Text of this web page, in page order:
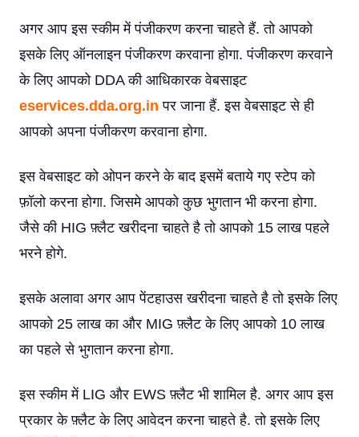
अगर आप इस स्कीम में पंजीकरण करना चाहते हैं. तो आपको
इसके लिए ऑनलाइन पंजीकरण करवाना होगा. पंजीकरण करवाने
के लिए आपको DDA की आधिकारक वेबसाइट
eservices.dda.org.in पर जाना हैं. इस वेबसाइट से ही
आपको अपना पंजीकरण करवाना होगा.
इस वेबसाइट को ओपन करने के बाद इसमें बताये गए स्टेप को
फ़ॉलो करना होगा. जिसमे आपको कुछ भुगतान भी करना होगा.
जैसे की HIG फ़्लैट खरीदना चाहते है तो आपको 15 लाख पहले
भरने होगे.
इसके अलावा अगर आप पेंटहाउस खरीदना चाहते है तो इसके लिए
आपको 25 लाख का और MIG फ़्लैट के लिए आपको 10 लाख
का पहले से भुगतान करना होगा.
इस स्कीम में LIG और EWS फ़्लैट भी शामिल है. अगर आप इस
प्रकार के फ़्लैट के लिए आवेदन करना चाहते है. तो इसके लिए